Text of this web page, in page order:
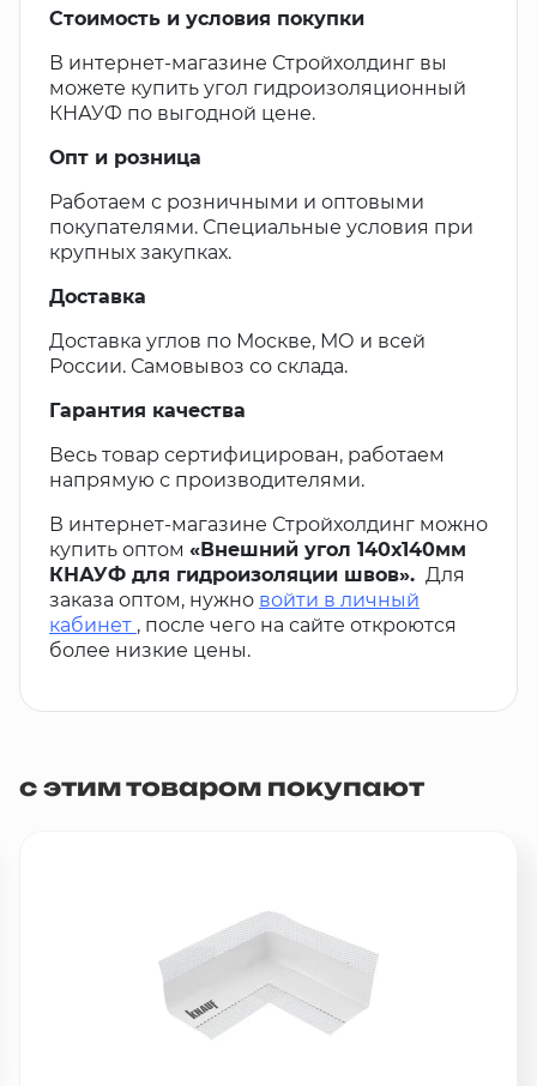
Стоимость и условия покупки
В интернет-магазине Стройхолдинг вы
можете купить угол гидроизоляционный
КНАУФ по выгодной цене.
Опт и розница
Работаем с розничными и оптовыми
покупателями. Специальные условия при
крупных закупках.
Доставка
Доставка углов по Москве, МО и всей
России. Самовывоз со склада.
Гарантия качества
Весь товар сертифицирован, работаем
напрямую с производителями.
В интернет-магазине Стройхолдинг можно
купить оптом «Внешний угол 140х140мм
КНАУФ для гидроизоляции швов». Для
заказа оптом, нужно войти в личный
кабинет , после чего на сайте откроются
более низкие цены.
с этим товаром покупают